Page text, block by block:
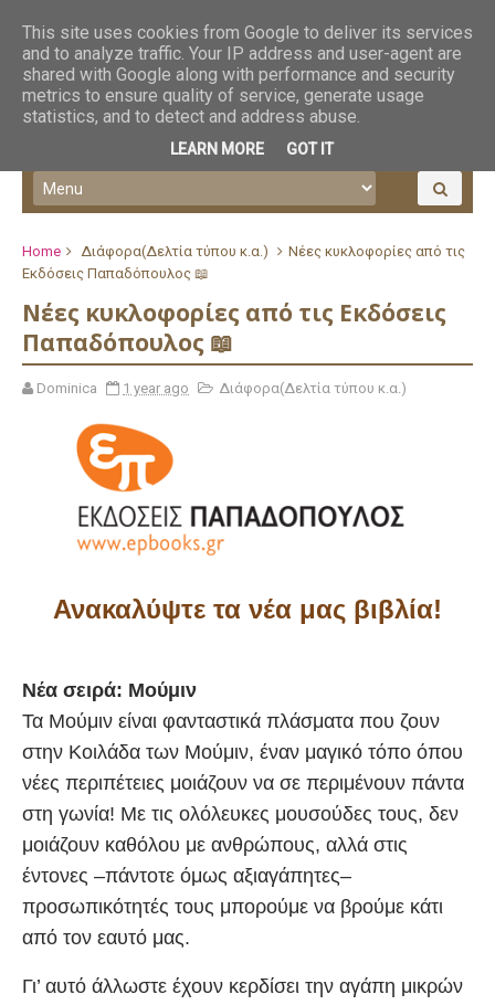
Home Διάφορα(Δελτία τύπου κ.α.)
Νέες κυκλοφορίες από τις
Εκδόσεις Παπαδόπουλος 📖
Νέες κυκλοφορίες από τις Εκδόσεις
Παπαδόπουλος 📖
Dominica 1 year ago Διάφορα(Δελτία τύπου κ.α.)
Ανακαλύψτε τα νέα μας βιβλία!
Νέα σειρά: Μούμιν
Τα Μούμιν είναι φανταστικά πλάσματα που ζουν
στην Κοιλάδα των Μούμιν, έναν μαγικό τόπο όπου
νέες περιπέτειες μοιάζουν να σε περιμένουν πάντα
στη γωνία! Με τις ολόλευκες μουσούδες τους, δεν
μοιάζουν καθόλου με ανθρώπους, αλλά στις
έντονες –πάντοτε όμως αξιαγάπητες–
προσωπικότητές τους μπορούμε να βρούμε κάτι
από τον εαυτό μας.
Γι’ αυτό άλλωστε έχουν κερδίσει την αγάπη μικρών
This site uses cookies from Google to deliver its services
and to analyze traffic. Your IP address and user-agent are
shared with Google along with performance and security
metrics to ensure quality of service, generate usage
statistics, and to detect and address abuse.
LEARN MORE GOT IT